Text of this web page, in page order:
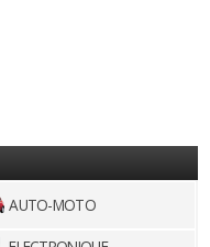
AUTO-MOTO